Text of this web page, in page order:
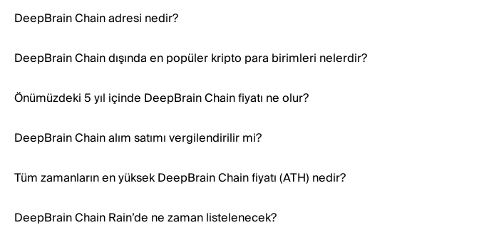
DeepBrain Chain adresi nedir?
DeepBrain Chain dışında en popüler kripto para birimleri nelerdir?
Önümüzdeki 5 yıl içinde DeepBrain Chain fiyatı ne olur?
DeepBrain Chain alım satımı vergilendirilir mi?
Tüm zamanların en yüksek DeepBrain Chain fiyatı (ATH) nedir?
DeepBrain Chain Rain’de ne zaman listelenecek?